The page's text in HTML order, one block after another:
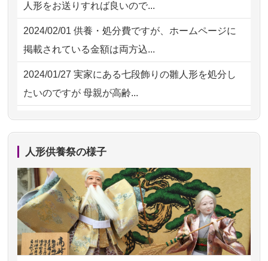
してくださ...
2026/07/15 子供の頃から可愛がってきた七段飾り
の雛人形で...
2026/07/15 お客様の声を読み、丁寧に供養してい
ただけそう...
2026/07/11思い出のある人形達を、ちゃんと供養
したく、花...
2026/07/10家から近かったので。
2026/07/08誰も住んでいない実家の片付けを始め
ました。 ...
人形をお送りすれば良いので...
2024/02/01 供養・処分費ですが、ホームページに
掲載されている金額は両方込...
2024/01/27 実家にある七段飾りの雛人形を処分し
たいのですが 母親が高齢...
2024/01/13剥製の供養・処分をお願いできます
ですが？
2024/01/13お雛様のセットを供養・処分したいの
ですが、お雛様とお内裏様だ...
2024/01/13供養申込みの後、供養祭までお人形は
人形供養祭の様子